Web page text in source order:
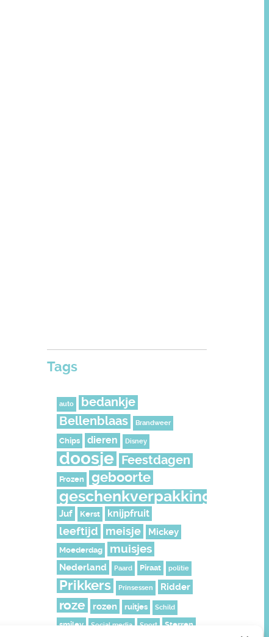
Tags
auto
bedankje
Bellenblaas
Brandweer
Chips dieren Disney
doosje Feestdagen
Frozen geboorte
geschenkverpakking
Juf Kerst knijpfruit
leeftijd meisje Mickey
Moederdag muisjes
Nederland Paard Piraat politie
Prikkers Prinsessen Ridder
roze rozen ruitjes Schild
smiley Social media Sport Sterren